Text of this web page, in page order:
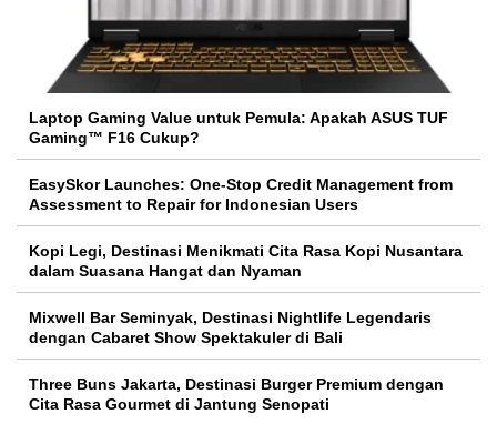
Laptop Gaming Value untuk Pemula: Apakah ASUS TUF
Gaming™ F16 Cukup?
EasySkor Launches: One-Stop Credit Management from
Assessment to Repair for Indonesian Users
Kopi Legi, Destinasi Menikmati Cita Rasa Kopi Nusantara
dalam Suasana Hangat dan Nyaman
Mixwell Bar Seminyak, Destinasi Nightlife Legendaris
dengan Cabaret Show Spektakuler di Bali
Three Buns Jakarta, Destinasi Burger Premium dengan
Cita Rasa Gourmet di Jantung Senopati